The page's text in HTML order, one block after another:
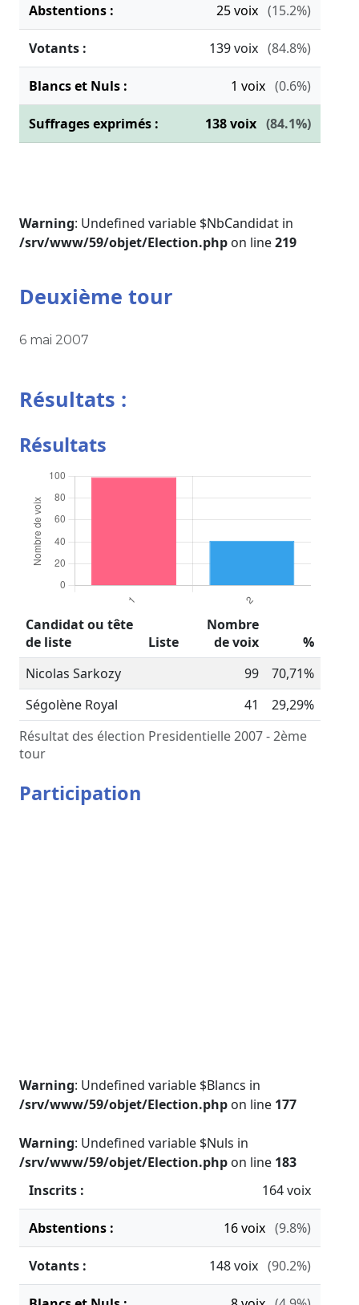
Abstentions : 25voix (15.2%)
Votants : 139voix (84.8%)
Blancs et Nuls : 1 voix (0.6%)
Suffrages exprimés : 138voix (84.1%)
Warning: Undefined variable $NbCandidat in
/srv/www/59/objet/Election.php on line219
Deuxième tour
6 mai 2007
Résultats :
Résultats
Résultat des élection Presidentielle 2007 - 2ème
tour
Candidat ou tête
de liste
Liste
Nombre
de voix
%
Nicolas Sarkozy
99
70,71%
Ségolène Royal
41 29,29%
Participation
Warning: Undefined variable $Blancs in
/srv/www/59/objet/Election.php on line 177
Warning: Undefined variable $Nuls in
/srv/www/59/objet/Election.php on line 183
Inscrits :
164 voix
Abstentions : 16voix (9.8%)
Votants : 148voix (90.2%)